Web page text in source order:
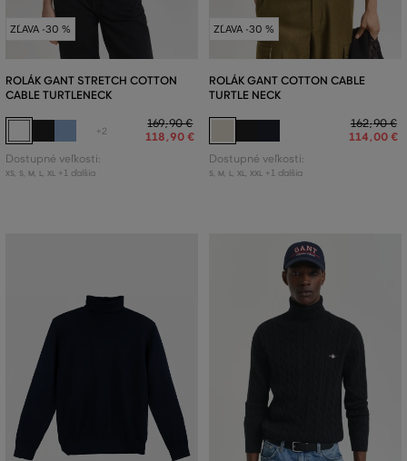
ZĽAVA -30 %
ROLÁK GANT STRETCH COTTON
CABLE TURTLENECK
+2
169,90 €
118,90 €
Dostupné veľkosti:
XS, S, M L XL +1 ďalšia
ZĽAVA -30 %
ROLÁK GANT COTTON CABLE
TURTLE NECK
162,90 €
114,00 €
Dostupné veľkosti:
S, M L XL XXL +1 ďalšia